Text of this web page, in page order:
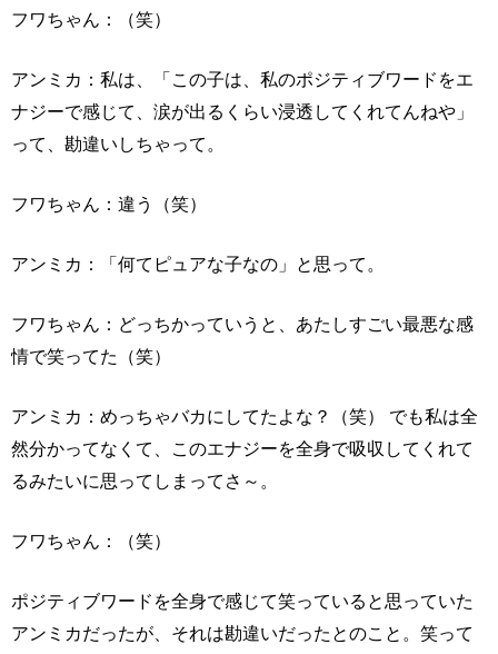
フワちゃん：（笑）
アンミカ：私は、「この子は、私のポジティブワードをエ
ナジーで感じて、涙が出るくらい浸透してくれてんねや」
って、勘違いしちゃって。
フワちゃん：違う（笑）
アンミカ：「何てピュアな子なの」と思って。
フワちゃん：どっちかっていうと、あたしすごい最悪な感
情で笑ってた（笑）
アンミカ：めっちゃバカにしてたよな？（笑） でも私は全
然分かってなくて、このエナジーを全身で吸収してくれて
るみたいに思ってしまってさ～。
フワちゃん：（笑）
ポジティブワードを全身で感じて笑っていると思っていた
アンミカだったが、それは勘違いだったとのこと。笑って